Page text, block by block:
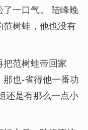
一口气。 陆峰晚
范树蛙，他也没有
范树蛙带回家
也-省得他一番功
还是有那么一点小